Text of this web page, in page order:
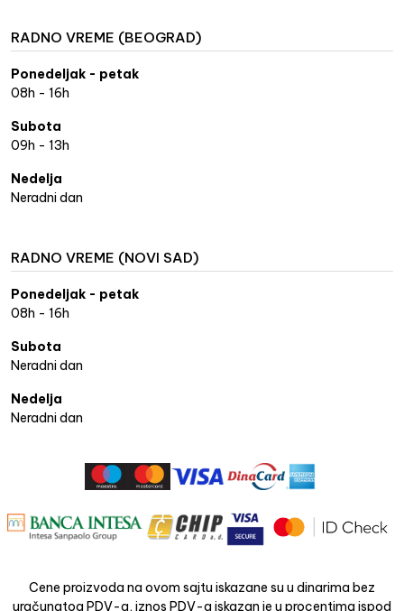
RADNO VREME (BEOGRAD)
Ponedeljak - petak
08h - 16h
Subota
09h - 13h
Nedelja
Neradni dan
RADNO VREME (NOVI SAD)
Ponedeljak - petak
08h - 16h
Subota
Neradni dan
Nedelja
Neradni dan
Cene proizvoda na ovom sajtu iskazane su u dinarima bez
uračunatog PDV-a, iznos PDV-a iskazan je u procentima ispod